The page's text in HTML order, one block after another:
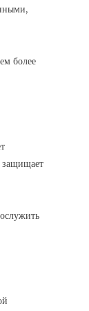
более
защищает